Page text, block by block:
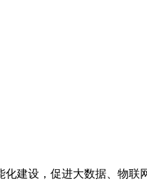
建设，促进大数据、物联